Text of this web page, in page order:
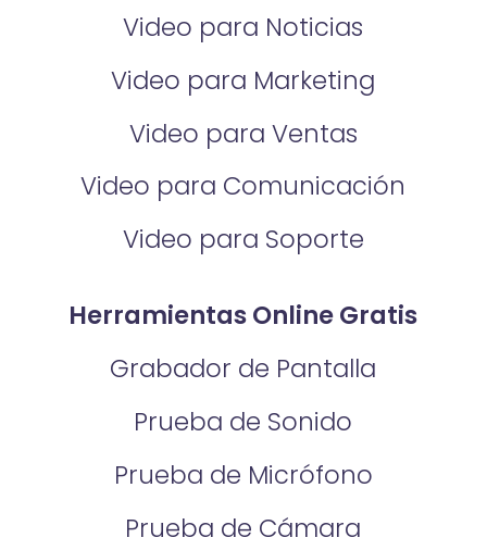
Video para Noticias
Video para Marketing
Video para Ventas
Video para Comunicación
Video para Soporte
Herramientas Online Gratis
Grabador de Pantalla
Prueba de Sonido
Prueba de Micrófono
Prueba de Cámara